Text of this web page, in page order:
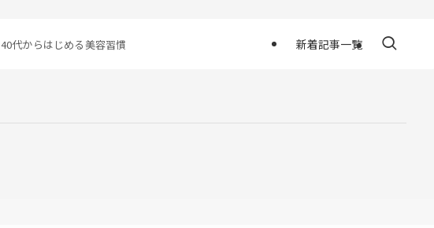
40代からはじめる美容習慣 新着記事一覧